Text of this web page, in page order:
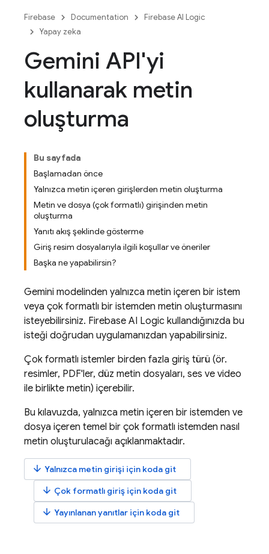
Firebase Documentation
Firebase AI Logic
Yapay zeka
Gemini API'yi
kullanarak metin
oluşturma
Bu sayfada
Başlamadan önce
Yalnızca metin içeren girişlerden metin oluşturma
Metin ve dosya (çok formatlı) girişinden metin
oluşturma
Yanıtı akış şeklinde gösterme
Giriş resim dosyalarıyla ilgili koşullar ve öneriler
Başka ne yapabilirsin?
Gemini modelinden yalnızca metin içeren bir istem
veya çok formatlı bir istemden metin oluşturmasını
isteyebilirsiniz. Firebase AI Logic kullandığınızda bu
isteği doğrudan uygulamanızdan yapabilirsiniz.
Çok formatlı istemler birden fazla giriş türü (ör.
resimler, PDF'ler, düz metin dosyaları, ses ve video
ile birlikte metin) içerebilir.
Bu kılavuzda, yalnızca metin içeren bir istemden ve
dosya içeren temel bir çok formatlı istemden nasıl
metin oluşturulacağı açıklanmaktadır.
arrow_downward Yalnızca metin girişi için koda git
arrow_downward Çok formatlı giriş için koda git
arrow_downward Yayınlanan yanıtlar için koda git